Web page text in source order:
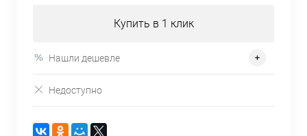
Купить в 1 клик
Нашли дешевле
Недоступно